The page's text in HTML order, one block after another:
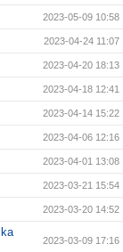
2023-05-09 10:58
2023-04-24 11:07
2023-04-20 18:13
2023-04-18 12:41
2023-04-14 15:22
2023-04-06 12:16
2023-04-01 13:08
2023-03-21 15:54
2023-03-20 14:52
2023-03-09 17:16